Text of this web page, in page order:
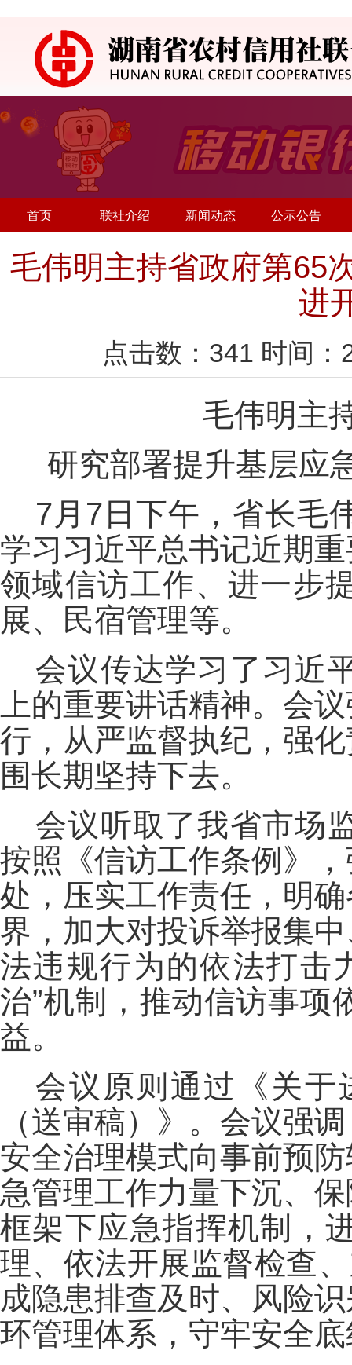
首页 联社介绍 新闻动态 公示公告
毛伟明主持省政府第65
进
点击数： 341 时间：
毛伟明主
研究部署提升基层应
7月7日下午，省长毛
学习习近平总书记近期
领域信访工作、进一步
展、民宿管理等。
会议传达学习了习近
上的重要讲话精神。会
行，从严监督执纪，强
围长期坚持下去。
会议听取了我省市场
按照《信访工作条例》
处，压实工作责任，明
界，加大对投诉举报集
法违规行为的依法打击
治”机制，推动信访事项
益。
会议原则通过《关
（送审稿）》。会议强
安全治理模式向事前预
急管理工作力量下沉、
框架下应急指挥机制，
理、依法开展监督检查
成隐患排查及时、风险
环管理体系，守牢安全